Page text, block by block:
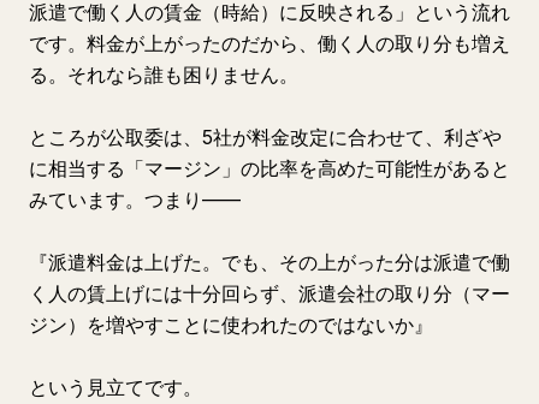
派遣で働く人の賃金（時給）に反映される」という流れ
です。料金が上がったのだから、働く人の取り分も増え
る。それなら誰も困りません。
ところが公取委は、5社が料金改定に合わせて、利ざや
に相当する「マージン」の比率を高めた可能性があると
みています。つまり——
『派遣料金は上げた。でも、その上がった分は派遣で働
く人の賃上げには十分回らず、派遣会社の取り分（マー
ジン）を増やすことに使われたのではないか』
という見立てです。